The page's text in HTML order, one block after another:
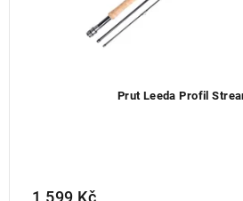
Prut Leeda Profil
1 599 Kč